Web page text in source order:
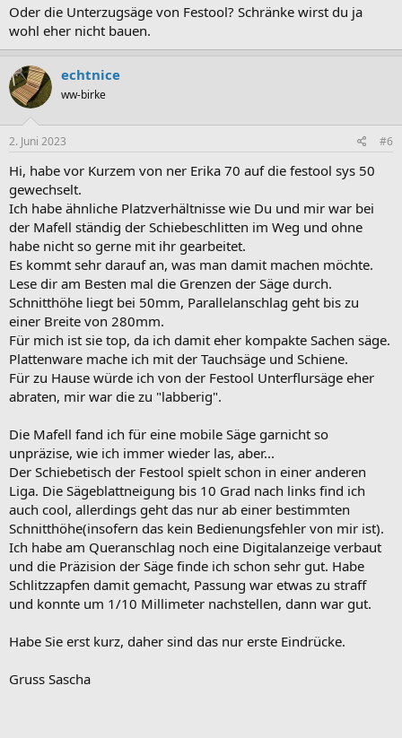
Oder die Unterzugsäge von Festool? Schränke wirst du ja
wohl eher nicht bauen.
echtnice
ww-birke
2. Juni 2023 #6
Hi, habe vor Kurzem von ner Erika 70 auf die festool sys 50
gewechselt.
Ich habe ähnliche Platzverhältnisse wie Du und mir war bei
der Mafell ständig der Schiebeschlitten im Weg und ohne
habe nicht so gerne mit ihr gearbeitet.
Es kommt sehr darauf an, was man damit machen möchte.
Lese dir am Besten mal die Grenzen der Säge durch.
Schnitthöhe liegt bei 50mm, Parallelanschlag geht bis zu
einer Breite von 280mm.
Für mich ist sie top, da ich damit eher kompakte Sachen säge.
Plattenware mache ich mit der Tauchsäge und Schiene.
Für zu Hause würde ich von der Festool Unterflursäge eher
abraten, mir war die zu "labberig".
Die Mafell fand ich für eine mobile Säge garnicht so
unpräzise, wie ich immer wieder las, aber...
Der Schiebetisch der Festool spielt schon in einer anderen
Liga. Die Sägeblattneigung bis 10 Grad nach links find ich
auch cool, allerdings geht das nur ab einer bestimmten
Schnitthöhe(insofern das kein Bedienungsfehler von mir ist).
Ich habe am Queranschlag noch eine Digitalanzeige verbaut
und die Präzision der Säge finde ich schon sehr gut. Habe
Schlitzzapfen damit gemacht, Passung war etwas zu straff
und konnte um 1/10 Millimeter nachstellen, dann war gut.
Habe Sie erst kurz, daher sind das nur erste Eindrücke.
Gruss Sascha